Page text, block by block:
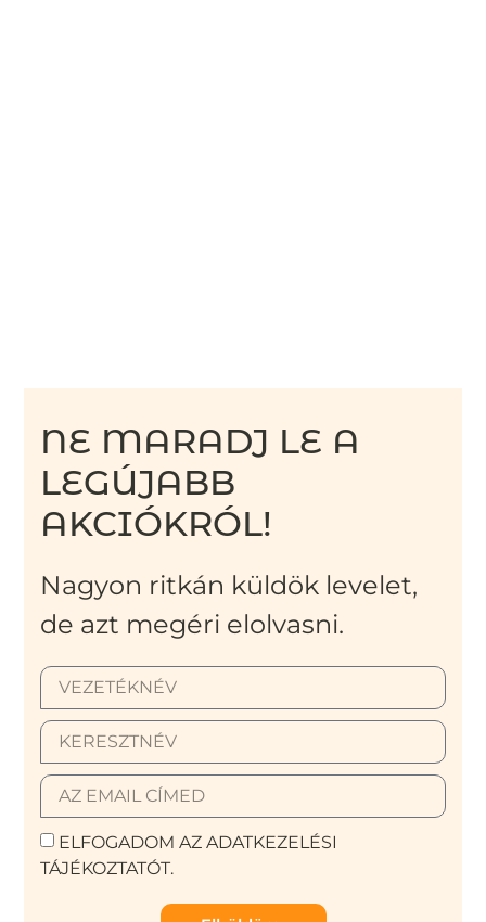
NE MARADJ LE A
LEGÚJABB
AKCIÓKRÓL!
Nagyon ritkán küldök levelet,
de azt megéri elolvasni.
ELFOGADOM AZ ADATKEZELÉSI
TÁJÉKOZTATÓT.